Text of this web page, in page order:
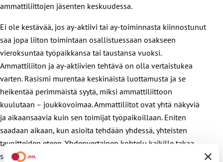
ammattiliittojen jäsenten keskuudessa.
Ei ole kestävää, jos ay-aktiivi tai ay-toiminnasta kiinnostunut
saa jopa liiton toimintaan osallistuessaan osakseen
vieroksuntaa työpaikkansa tai taustansa vuoksi.
Ammattiliiton ja ay-aktiivien tehtävä on olla vertaistukea
varten. Rasismi murentaa keskinäistä luottamusta ja se
heikentää perimmäistä syytä, miksi ammattiliittoon
kuulutaan – joukkovoimaa. Ammattiliitot ovat yhtä näkyviä
ja aikaansaavia kuin sen toimijat työpaikoillaan. Eniten
saadaan aikaan, kun asioita tehdään yhdessä, yhteisten
tavoitteiden eteen. Yhdenvertainen kohtelu kaikille takaa
sen, että kenenkään työehdot eivät pitkällä aikavälillä